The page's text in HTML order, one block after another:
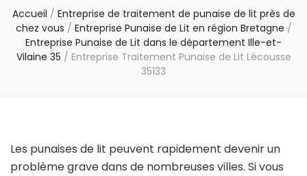
Accueil / Entreprise de traitement de punaise de lit près de
chez vous / Entreprise Punaise de Lit en région Bretagne /
Entreprise Punaise de Lit dans le département Ille-et-
Vilaine 35 / Entreprise Traitement Punaise de Lit Lécousse
35133
Les punaises de lit peuvent rapidement devenir un
problème grave dans de nombreuses villes. Si vous